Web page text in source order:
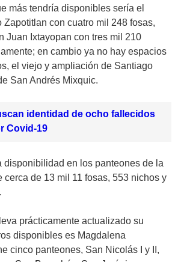
más tendría disponibles sería el
Zapotitlan con cuatro mil 248 fosas,
Juan Ixtayopan con tres mil 210
en cambio ya no hay espacios
el viejo y ampliación de Santiago
San Andrés Mixquic.
identidad de ocho fallecidos
Covid-19
disponibilidad en los panteones de la
cerca de 13 mil 11 fosas, 553 nichos y
prácticamente actualizado su
disponibles es Magdalena
cinco panteones, San Nicolás I y II,